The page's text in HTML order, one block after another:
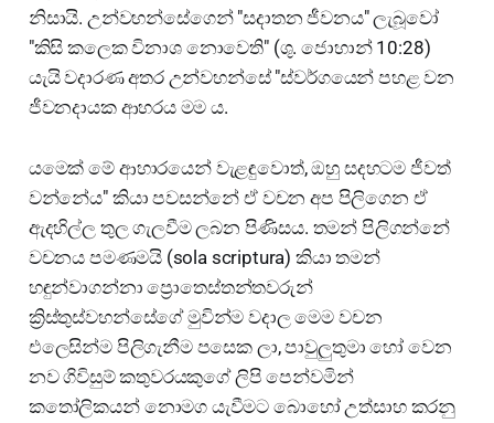
නිසායි. උන්වහන්සේගෙන් "සදාතන ජීවනය" ලැබූවෝ
"කිසි කලෙක විනාශ නොවෙති" (ශු. ජොහාන් 10:28)
යැයි වදාරණ අතර උන්වහන්සේ "ස්වර්ගයෙන් පහළ වන
ජීවනදායක ආහරය මම ය.
යමෙක් මේ ආහාරයෙන් වැළඳුවොත්, ඔහු සදහටම ජීවත්
වන්නේය" කියා පවසන්නේ ඒ වචන අප පිලිගෙන ඒ
ඇදහිල්ල තුල ගැලවීම ලබන පිණිසය. තමන් පිලිගන්නේ
වචනය පමණමයි (sola scriptura) කියා තමන්
හඳුන්වාගන්නා ප්‍රොතෙස්තන්තවරුන්
ක්‍රිස්තුස්වහන්සේගේ මුවින්ම වදාල මෙම වචන
එලෙසින්ම පිලිගැනීම පසෙක ලා, පාවුලුතුමා හෝ වෙන
නව ගිවිසුම් කතුවරයකුගේ ලිපි පෙන්වමින්
කතෝලිකයන් නොමග යැවීමට බොහෝ උත්සාහ කරනු